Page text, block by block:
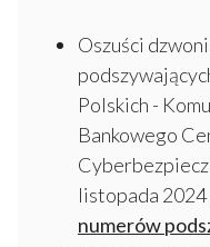
Oszuści
Polskich -
Bankowego
listopada 2024
numerów